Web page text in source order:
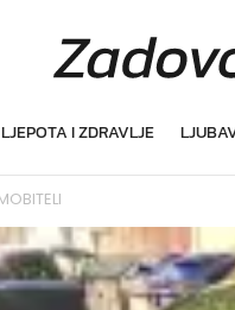
LJEPOTA I ZDRAVLJE